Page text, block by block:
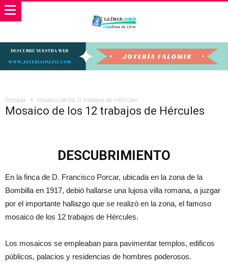
Portada Mosaico de los 12 trabajos de Hércules
Mosaico de los 12 trabajos de Hércules
DESCUBRIMIENTO
En la finca de D. Francisco Porcar, ubicada en la zona de la
Bombilla en 1917, debió hallarse una lujosa villa romana, a juzgar
por el importante hallazgo que se realizó en la zona, el famoso
mosaico de los 12 trabajos de Hércules.
Los mosaicos se empleaban para pavimentar templos, edificos
públicos, palacios y residencias de hombres poderosos.